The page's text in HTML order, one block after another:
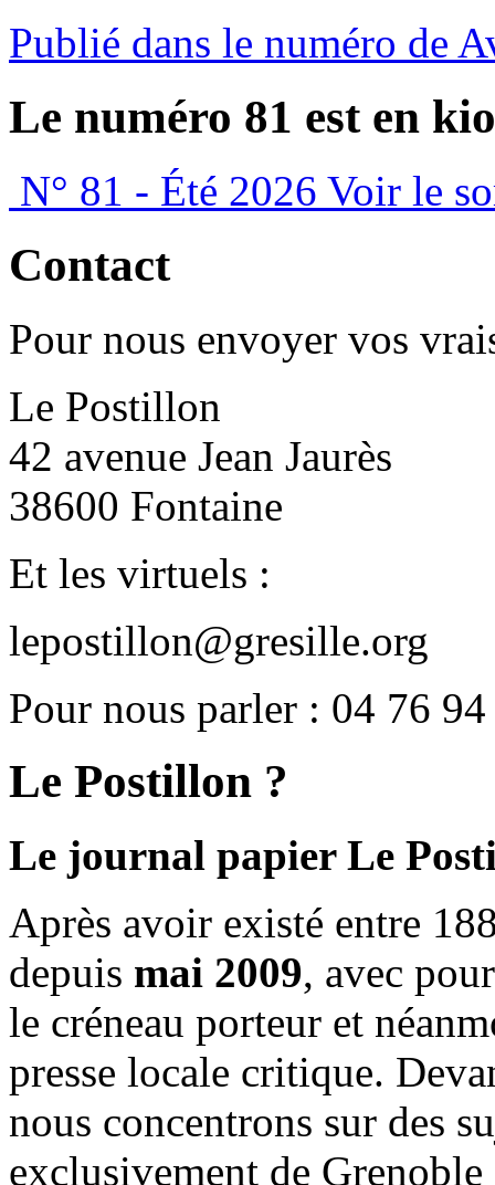
Publié dans le numéro de
Le numéro 81 est en
N° 81 - Été 2026 Voir le
Contact
Pour nous envoyer vos
Le Postillon
42 avenue Jean Jaurès
38600 Fontaine
Et les virtuels :
lepostillon@gresille.org
Pour nous parler : 04 76
Le Postillon ?
Le journal papier Le
Après avoir existé entre
depuis mai 2009, avec
le créneau porteur et
presse locale critique.
nous concentrons sur des
exclusivement de